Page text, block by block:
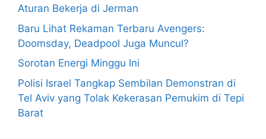
Aturan Bekerja di Jerman
Baru Lihat Rekaman Terbaru Avengers:
Doomsday, Deadpool Juga Muncul?
Sorotan Energi Minggu Ini
Polisi Israel Tangkap Sembilan Demonstran di
Tel Aviv yang Tolak Kekerasan Pemukim di Tepi
Barat